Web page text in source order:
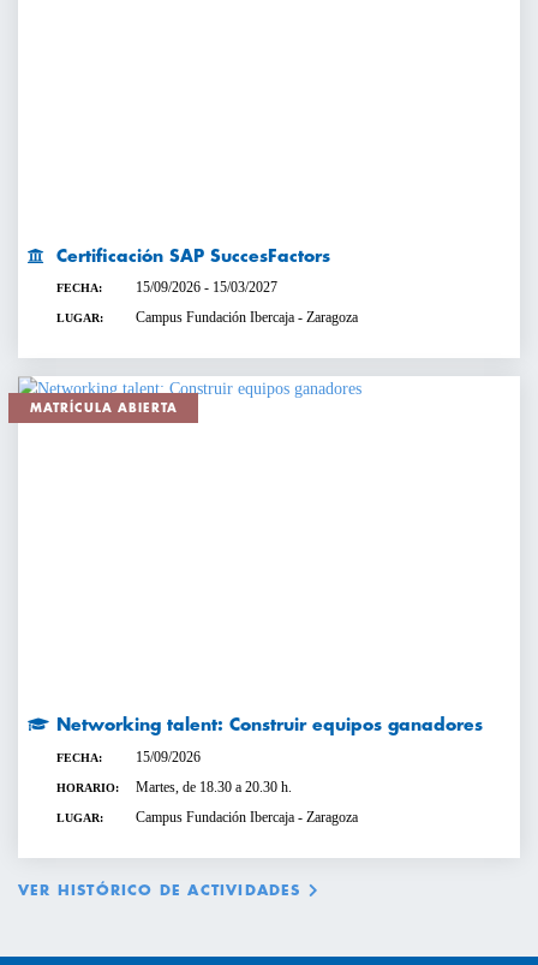
VER HISTÓRICO DE ACTIVIDADES
Certificación SAP SuccesFactors
FECHA: 15/09/2026 - 15/03/2027
LUGAR: Campus Fundación Ibercaja - Zaragoza
MATRÍCULA ABIERTA
Networking talent: Construir equipos ganadores
FECHA: 15/09/2026
HORARIO: Martes, de 18.30 a 20.30 h.
LUGAR: Campus Fundación Ibercaja - Zaragoza